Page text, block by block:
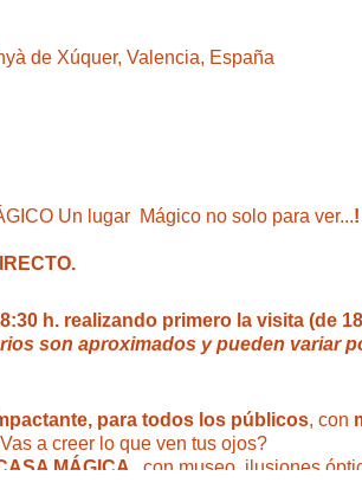
de Xúquer, Valencia, España
Un lugar Mágico no solo para ver...
h. realizando primero la visita (de
son aproximados y pueden variar
para todos los públicos, con
a creer lo que ven tus ojos?
MÁGICA ,
con museo, ilusiones